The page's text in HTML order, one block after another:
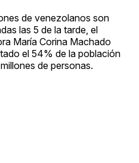
de venezolanos son
las 5 de la tarde, el
María Corina Machado
el 54% de la población
de personas.